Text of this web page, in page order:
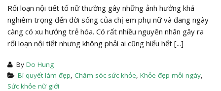
Rối loạn nội tiết tố nữ thường gây những ảnh hưởng khá
nghiêm trọng đến đời sống của chị em phụ nữ và đang ngày
càng có xu hướng trẻ hóa. Có rất nhiều nguyên nhân gây ra
rối loạn nội tiết nhưng không phải ai cũng hiểu hết [...]
By Do Hung
Bí quyết làm đẹp, Chăm sóc sức khỏe, Khỏe đẹp mỗi ngày,
Sức khỏe nữ giới